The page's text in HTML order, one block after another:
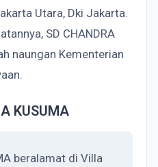
Utara, Dki Jakarta.
SD CHANDRA
naungan Kementerian
KUSUMA
beralamat di Villa